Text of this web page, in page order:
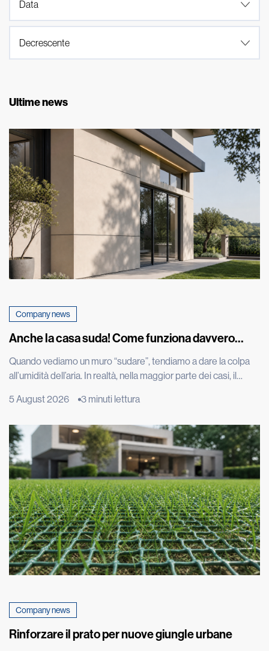
Ultime news
Company news
Anche la casa suda! Come funziona davvero
Quando vediamo un muro “sudare”, tendiamo a dare la colpa
all’umidità dell’aria. In realtà, nella maggior parte dei casi, il
poggia l’edificio. È qui che inizia un lento processo fisico,
murature e intonaci. Il fenomeno, estremamente […]
5 August 2026 3 minuti lettura
Company news
Rinforzare il prato per nuove giungle urbane